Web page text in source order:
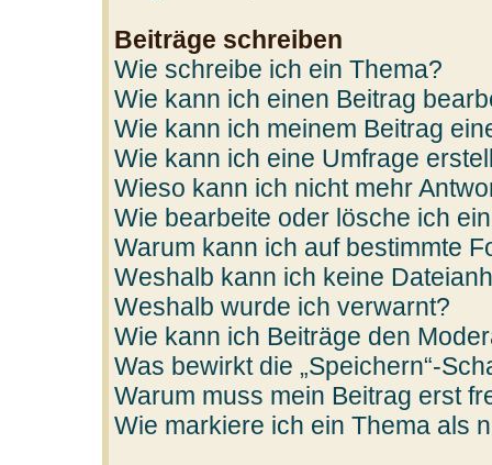
Beiträge schreiben
Wie schreibe ich ein Thema?
Wie kann ich einen Beitrag
Wie kann ich meinem Beitrag
Wie kann ich eine Umfrage
Wieso kann ich nicht mehr
Wie bearbeite oder lösche ich
Warum kann ich auf bestimmte
Weshalb kann ich keine
Weshalb wurde ich verwarnt?
Wie kann ich Beiträge den
Was bewirkt die „Speichern“-
Warum muss mein Beitrag erst
Wie markiere ich ein Thema als